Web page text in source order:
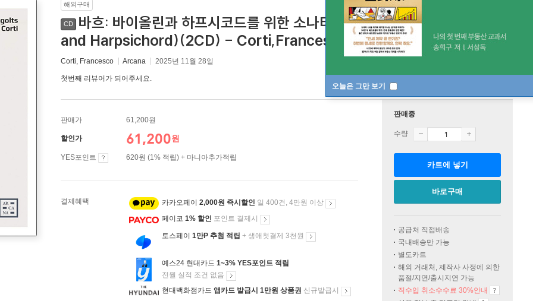
오늘은 그만 보기
해외구매
CD
바흐: 바이올린과 하프시코드를 위한 소나타 (Bach: Sonatas for Violin
and Harpsichord)(2CD) - Corti,Francesco
Corti, Francesco Arcana 2025년 11월 28일
첫번째 리뷰어가 되어주세요.
판매가 61,200원
할인가 61,200원
YES포인트 620원 (1% 적립) + 마니아추가적립
결제혜택 카카오페이 2,000원 즉시할인 일 400건, 4만원 이상
페이코 1% 할인 포인트 결제시
토스페이 1만P 추첨 적립 + 생애첫결제 3천원
예스24 현대카드 1~3% YES포인트 적립
전월 실적 조건 없음
현대백화점카드 앱카드 발급시 1만원 상품권 신규발급시
판매중
수량
카트에 넣기
바로구매
공급처 직접배송
국내배송만 가능
별도카트
해외 거래처, 제작사 사정에 의한
품절/지연/출시지연 가능
직수입 취소수수료 30%안내